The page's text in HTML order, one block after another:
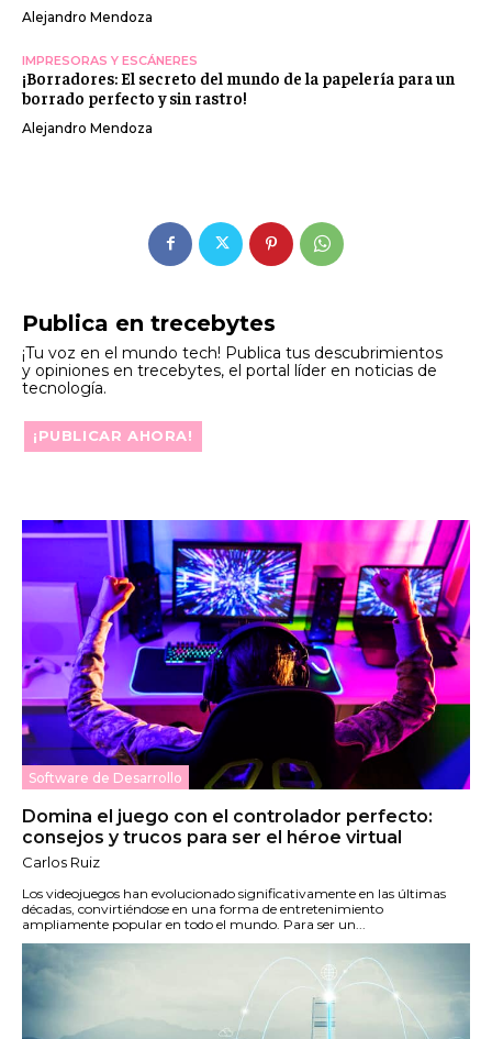
Publica en trecebytes
¡Tu voz en el mundo tech! Publica tus descubrimientos
y opiniones en trecebytes, el portal líder en noticias de
tecnología.
¡PUBLICAR AHORA!
Software de Desarrollo
Domina el juego con el controlador perfecto:
consejos y trucos para ser el héroe virtual
Carlos Ruiz
Los videojuegos han evolucionado significativamente en las últimas
décadas, convirtiéndose en una forma de entretenimiento
ampliamente popular en todo el mundo. Para ser un...
Alejandro Mendoza
IMPRESORAS Y ESCÁNERES
¡Borradores: El secreto del mundo de la papelería para un
borrado perfecto y sin rastro!
Alejandro Mendoza